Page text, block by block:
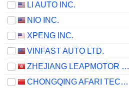
LI AUTO INC.
NIO INC.
XPENG INC.
VINFAST AUTO LTD.
ZHEJIANG LEAPMOTOR TECHNOLOGY CO., LTD.
CHONGQING AFARI TECHNOLOGY CO., LTD.